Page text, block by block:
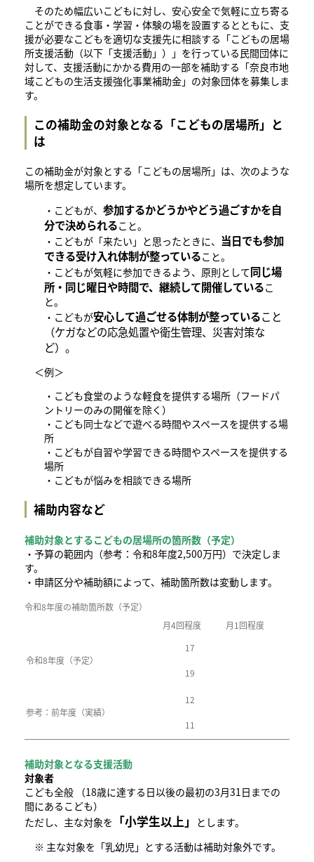
そのため幅広いこどもに対し、安心安全で気軽に立ち寄る
ことができる食事・学習・体験の場を設置するとともに、支
援が必要なこどもを適切な支援先に相談する「こどもの居場
所支援活動（以下「支援活動」）」を行っている民間団体に
対して、支援活動にかかる費用の一部を補助する「奈良市地
域こどもの生活支援強化事業補助金」の対象団体を募集しま
す。
この補助金の対象となる「こどもの居場所」と
は
この補助金が対象とする「こどもの居場所」は、次のような
場所を想定しています。
・こどもが、 参加するかどうかやどう過ごすかを自
分で決められること。
・こどもが「来たい」と思ったときに、 当日でも参加
できる受け入れ体制が整っていること。
・こどもが気軽に参加できるよう、原則として同じ場
所・同じ曜日や時間で、継続して開催しているこ
と。
・こどもが安心して過ごせる体制が整っていること
（ケガなどの応急処置や衛生管理、災害対策な
ど）。
＜例＞
・こども食堂のような軽食を提供する場所（フードパ
ントリーのみの開催を除く）
・こども同士などで遊べる時間やスペースを提供する場
所
・こどもが自習や学習できる時間やスペースを提供する
場所
・こどもが悩みを相談できる場所
補助内容など
補助対象とするこどもの居場所の箇所数（予定）
・予算の範囲内（参考：令和8年度2,500万円）で決定しま
す。
​・申請区分や補助額によって、補助箇所数は変動します。
令和8年度の補助箇所数（予定）
月4回程度
月1回程度
令和8年度（予定）
17
19
参考：前年度（実績）
12
11
補助対象となる支援活動
対象者
こども全般 （18歳に達する日以後の最初の3月31日までの
間にあるこども）
ただし、主な対象を 「小学生以上」
とします。
※ 主な対象を「乳幼児」とする活動は補助対象外です。